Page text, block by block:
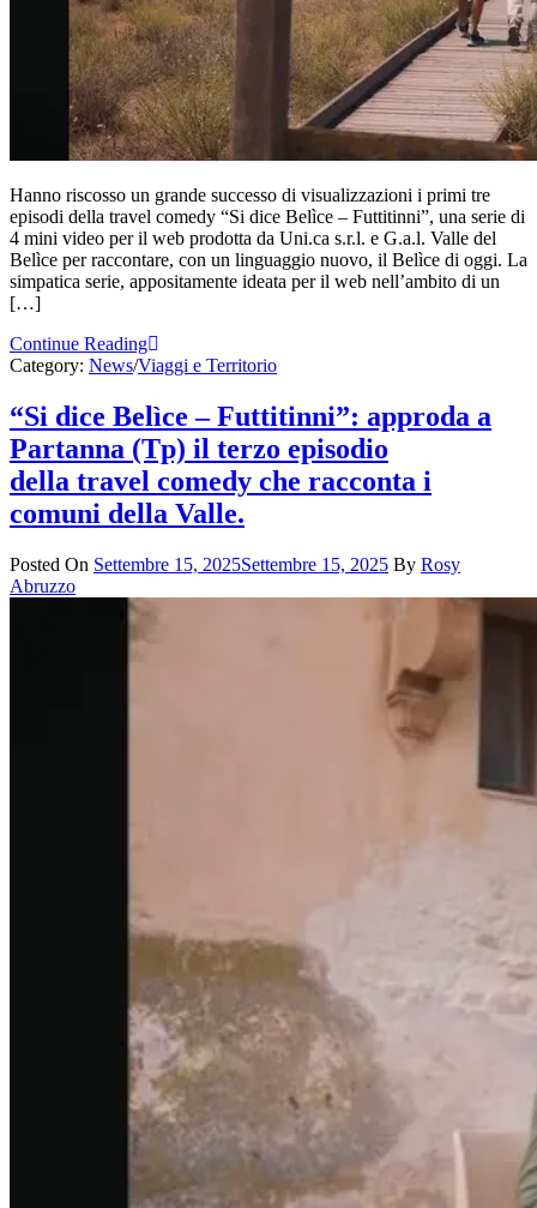
Hanno riscosso un grande successo di visualizzazioni i primi tre
episodi della travel comedy “Si dice Belìce – Futtitinni”, una serie di
4 mini video per il web prodotta da Uni.ca s.r.l. e G.a.l. Valle del
Belìce per raccontare, con un linguaggio nuovo, il Belìce di oggi. La
simpatica serie, appositamente ideata per il web nell’ambito di un
[…]
Continue Reading
Category: News/Viaggi e Territorio
“Si dice Belìce – Futtitinni”: approda a
Partanna (Tp) il terzo episodio
della travel comedy che racconta i
comuni della Valle.
Posted On Settembre 15, 2025Settembre 15, 2025 By Rosy
Abruzzo